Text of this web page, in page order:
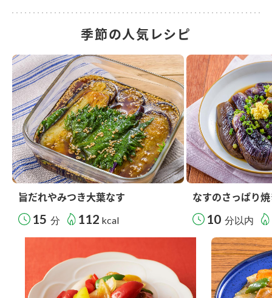
季節の人気レシピ
旨だれやみつき大葉なす
15 分 112 kcal
なすのさっぱり
10 分以内